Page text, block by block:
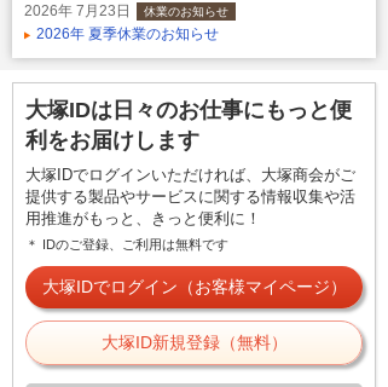
2026年 7月23日 休業のお知らせ
2026年 夏季休業のお知らせ
大塚IDは日々のお仕事にもっと便
利をお届けします
大塚IDでログインいただければ、大塚商会がご
提供する製品やサービスに関する情報収集や活
用推進がもっと、きっと便利に！
＊ IDのご登録、ご利用は無料です
大塚IDでログイン（お客様マイページ）
大塚ID新規登録（無料）